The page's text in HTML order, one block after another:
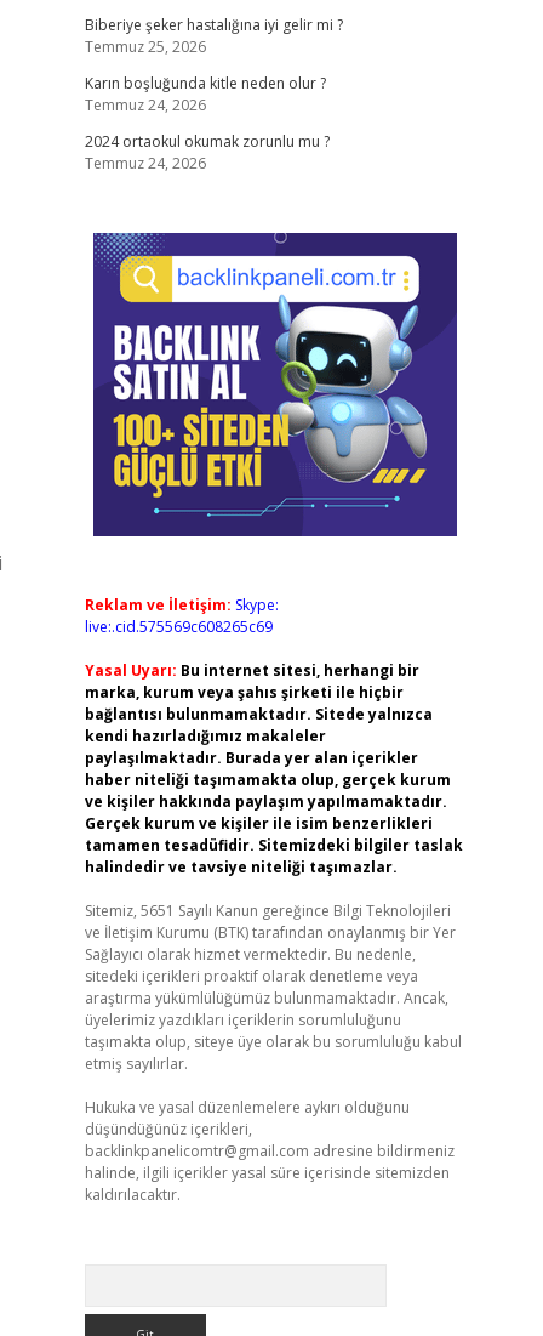
Biberiye şeker hastalığına iyi gelir mi ?
Temmuz 25, 2026
Karın boşluğunda kitle neden olur ?
Temmuz 24, 2026
2024 ortaokul okumak zorunlu mu ?
Temmuz 24, 2026
Reklam ve İletişim: Skype:
live:.cid.575569c608265c69
Yasal Uyarı: Bu internet sitesi, herhangi bir
marka, kurum veya şahıs şirketi ile hiçbir
bağlantısı bulunmamaktadır. Sitede yalnızca
kendi hazırladığımız makaleler
paylaşılmaktadır. Burada yer alan içerikler
haber niteliği taşımamakta olup, gerçek kurum
ve kişiler hakkında paylaşım yapılmamaktadır.
Gerçek kurum ve kişiler ile isim benzerlikleri
tamamen tesadüfidir. Sitemizdeki bilgiler taslak
halindedir ve tavsiye niteliği taşımazlar.
Sitemiz, 5651 Sayılı Kanun gereğince Bilgi Teknolojileri
ve İletişim Kurumu (BTK) tarafından onaylanmış bir Yer
Sağlayıcı olarak hizmet vermektedir. Bu nedenle,
sitedeki içerikleri proaktif olarak denetleme veya
araştırma yükümlülüğümüz bulunmamaktadır. Ancak,
üyelerimiz yazdıkları içeriklerin sorumluluğunu
taşımakta olup, siteye üye olarak bu sorumluluğu kabul
etmiş sayılırlar.
Hukuka ve yasal düzenlemelere aykırı olduğunu
düşündüğünüz içerikleri,
backlinkpanelicomtr@gmail.com adresine bildirmeniz
halinde, ilgili içerikler yasal süre içerisinde sitemizden
kaldırılacaktır.